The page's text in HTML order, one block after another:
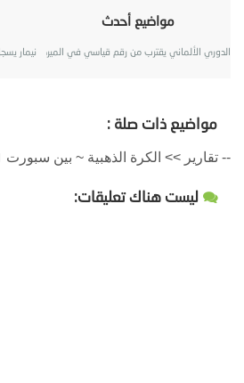
مواضيع أحدث
الدوري الألماني يقترب من رقم قياسي في الميركاتونيمار
مواضيع ذات صلة :
-- تقارير >> الكرة الذهبية ~ بين
ليست هناك تعليقات: